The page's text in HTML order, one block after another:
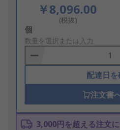
￥8,096.00
(税抜)
Add
to
Basket
個
数量を選択または入力
配達日
注文書
3,000円を超える注文